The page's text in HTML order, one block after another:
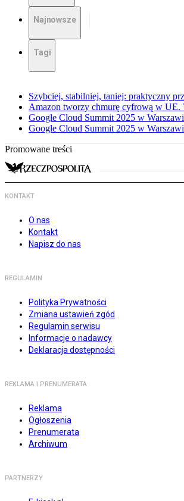
Najnowsze
Tagi
Szybciej, stabilniej, taniej: praktyczny
Amazon tworzy chmurę cyfrową w UE.
Google Cloud Summit 2025 w
Google Cloud Summit 2025 w
Promowane treści
KONTAKT
O nas
Kontakt
Napisz do nas
REGULAMIN
Polityka Prywatności
Zmiana ustawień zgód
Regulamin serwisu
Informacje o nadawcy
Deklaracja dostępności
REKLAMA I PRENUMERATA
Reklama
Ogłoszenia
Prenumerata
Archiwum
PARTNERZY